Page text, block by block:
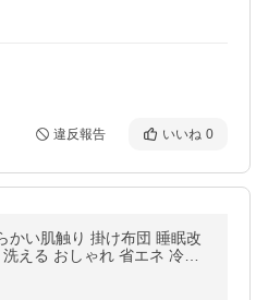
違反報告 いいね 0
かい肌触り 掛け布団 睡眠改
える おしゃれ 省エネ 冷感
ダニ 吸水速乾 丸洗い可 過
冷え対策